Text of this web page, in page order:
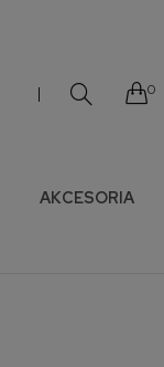
| 0
AKCESORIA